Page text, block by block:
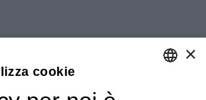
×
cookie